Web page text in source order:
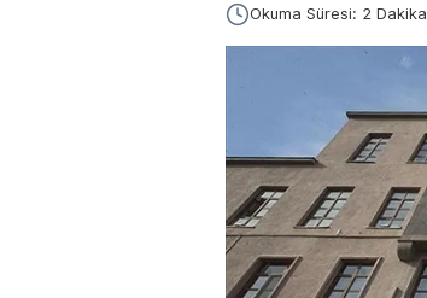
Okuma Süresi: 2 Dakika